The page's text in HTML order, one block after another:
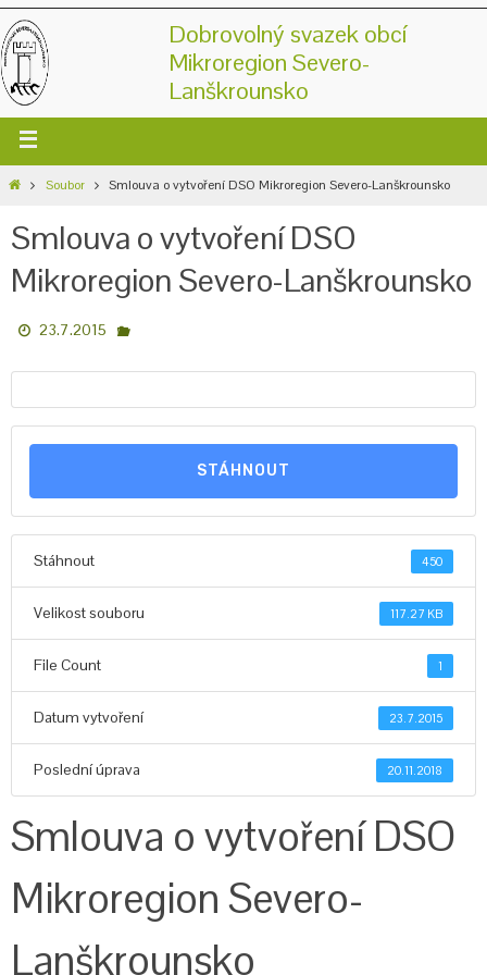
Dobrovolný svazek obcí
Mikroregion Severo-
Lanškrounsko
Soubor Smlouva o vytvoření DSO Mikroregion Severo-Lanškrounsko
Smlouva o vytvoření DSO
Mikroregion Severo-Lanškrounsko
23.7.2015
STÁHNOUT
Stáhnout 450
Velikost souboru 117.27 KB
File Count 1
Datum vytvoření 23.7.2015
Poslední úprava 20.11.2018
Smlouva o vytvoření DSO
Mikroregion Severo-
Lanškrounsko